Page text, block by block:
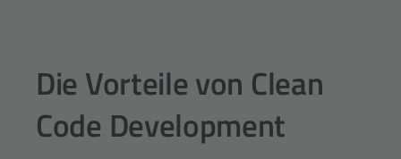
Die Vorteile von Clean
Code Development